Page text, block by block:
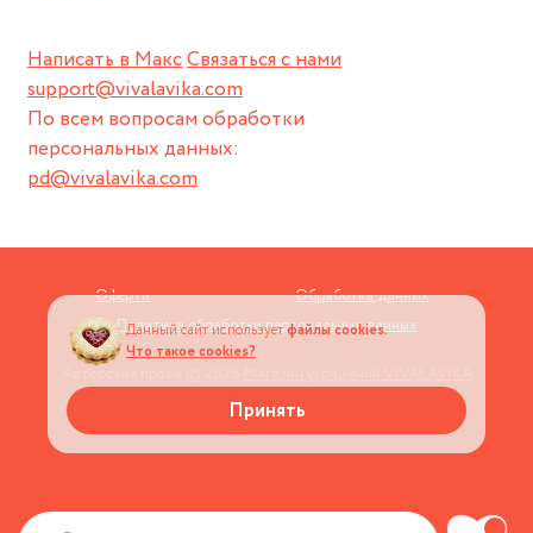
Написать в МаксСвязаться с нами
support@vivalavika.com
По всем вопросам обработки
персональных данных:
pd@vivalavika.com
Оферта
Обработка данных
Политика обработки персональных данных
Данный сайт используетфайлы cookies.
Что такое cookies?
Принять